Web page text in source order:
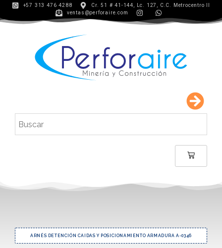
+57 313 476 4288
Cr. 51 # 41-144, Lc. 127, C.C. Metrocentro II
ventas@perforaire.com
ARNÉS DETENCIÓN CAIDAS Y POSICIONAMIENTO ARMADURA A-0346